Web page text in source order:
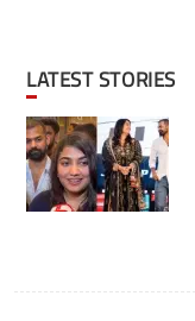
LATEST STORIES